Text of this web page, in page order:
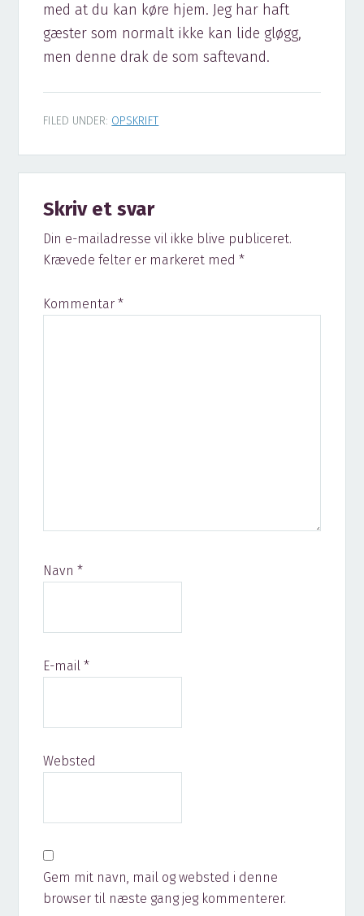
med at du kan køre hjem. Jeg har haft
gæster som normalt ikke kan lide gløgg,
men denne drak de som saftevand.
FILED UNDER: OPSKRIFT
Interactions
Skriv et svar
Din e-mailadresse vil ikke blive publiceret.
Krævede felter er markeret med*
Kommentar*
Navn*
E-mail*
Websted
Gem mit navn, mail og websted i denne
browser til næste gang jeg kommenterer.